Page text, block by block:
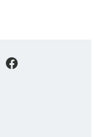
Facebook